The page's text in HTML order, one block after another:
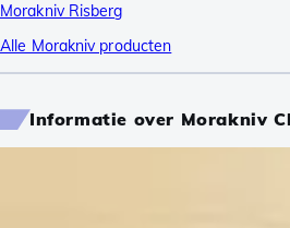
Morakniv Risberg
Alle Morakniv producten
Informatie over Morakniv